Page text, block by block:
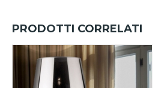
PRODOTTI CORRELATI